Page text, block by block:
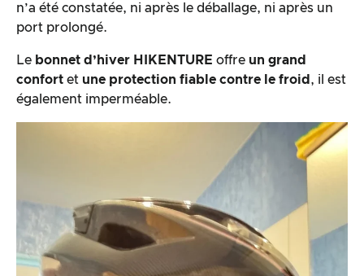
n’a été constatée, ni après le déballage, ni après un
port prolongé.
Le bonnet d’hiver HIKENTURE offre un grand
confort et une protection fiable contre le froid , il est
également imperméable.